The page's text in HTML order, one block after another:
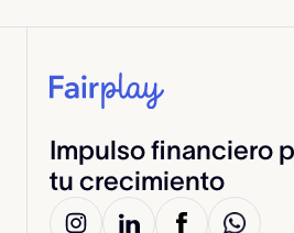
Impulso financiero
tu crecimiento